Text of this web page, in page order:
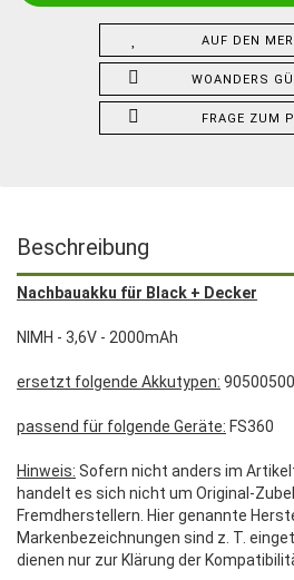
AUF DEN
WOANDERS
FRAGE ZUM
Beschreibung
Nachbauakku für Black + Decker
NIMH - 3,6V - 2000mAh
ersetzt folgende Akkutypen:
passend für folgende Geräte: FS360
Hinweis: Sofern nicht anders im
handelt es sich nicht um Original-
Fremdherstellern. Hier genannte
Markenbezeichnungen sind z. T.
dienen nur zur Klärung der